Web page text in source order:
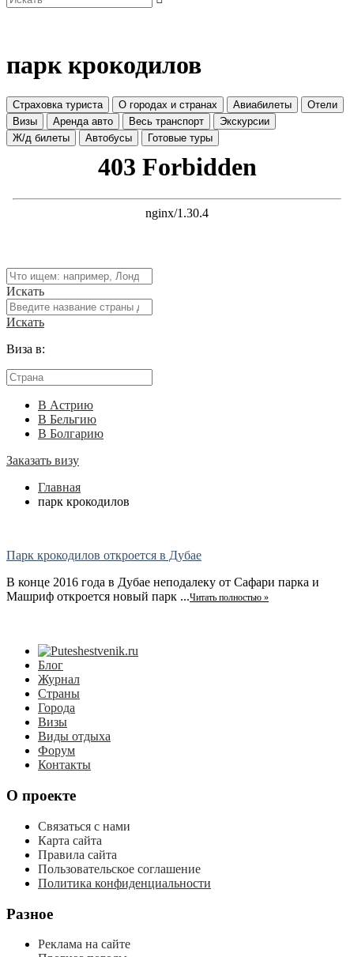
парк крокодилов
Страховка туриста О городах и странах Авиабилеты
Отели
Визы
Аренда авто Весь транспорт
Экскурсии
Ж/д билеты
Автобусы Готовые туры
Искать
Искать
Виза в:
В Астрию
В Бельгию
В Болгарию
Заказать визу
Главная
парк крокодилов
Парк крокодилов откроется в Дубае
В конце 2016 года в Дубае неподалеку от Сафари парка и
Машриф откроется новый парк ...Читать полностью »
Блог
Журнал
Страны
Города
Визы
Виды отдыха
Форум
Контакты
О проекте
Связаться с нами
Карта сайта
Правила сайта
Пользовательское соглашение
Политика конфиденциальности
Разное
Реклама на сайте